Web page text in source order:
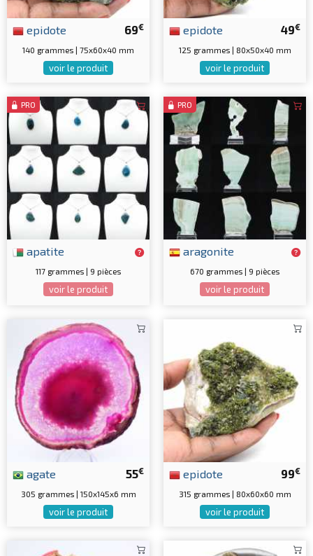
69€
epidote
140 grammes | 75x60x40 mm
voir le produit
49€
epidote
125 grammes | 80x50x40 mm
voir le produit
PRO
apatite
117 grammes | 9 pièces
voir le produit
PRO
aragonite
670 grammes | 9 pièces
voir le produit
55€
agate
305 grammes | 150x145x6 mm
voir le produit
99€
epidote
315 grammes | 80x60x60 mm
voir le produit